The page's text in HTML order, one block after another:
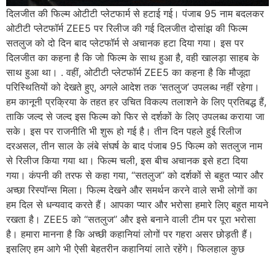
दिलजीत की फिल्म ओटीटी प्लेटफार्म से हटाई गई। पंजाब 95 नाम बदलकर
ओटीटी प्लेटफॉर्म ZEE5 पर रिलीज की गई दिलजीत दोसांझ की फिल्म
सतलुज को दो दिन बाद प्लेटफॉर्म से अचानक हटा दिया गया। इस पर
दिलजीत का कहना है कि जो फिल्म के साथ हुआ है, वही खालड़ा साहब के
साथ हुआ था। . वहीं, ओटीटी प्लेटफॉर्म ZEE5 का कहना है कि मौजूदा
परिस्थितियों को देखते हुए, अगले आदेश तक ‘सतलुज’ उपलब्ध नहीं रहेगा।
हम कानूनी प्रक्रिया के तहत हर उचित विकल्प तलाशने के लिए प्रतिबद्ध हैं,
ताकि जल्द से जल्द इस फिल्म को फिर से दर्शकों के लिए उपलब्ध कराया जा
सके। इस पर राजनीति भी शुरू हो गई है। तीन दिन पहले हुई रिलीज
दरअसल, तीन साल के लंबे संघर्ष के बाद पंजाब 95 फिल्म को सतलुज नाम
से रिलीज किया गया था। फिल्म चली, इस बीच अचानक इसे हटा दिया
गया। कंपनी की तरफ से कहा गया, “सतलुज” को दर्शकों से बहुत प्यार और
अच्छा रिस्पॉन्स मिला। फिल्म देखने और समर्थन करने वाले सभी लोगों का
हम दिल से धन्यवाद करते हैं। आपका प्यार और भरोसा हमारे लिए बहुत मायने
रखता है। ZEE5 को “सतलुज” और इसे बनाने वाली टीम पर पूरा भरोसा
है। हमारा मानना है कि अच्छी कहानियां लोगों पर गहरा असर छोड़ती हैं।
इसलिए हम आगे भी ऐसी बेहतरीन कहानियां लाते रहेंगे। फिलहाल कुछ